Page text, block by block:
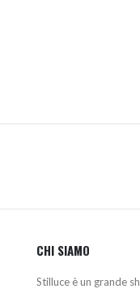
CHI SIAMO
Stilluce è un grande